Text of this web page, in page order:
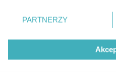
© 2026
Created
prywatności znajdujący się w
. Niektóre rodzaje
takiemu przetwarzaniu.
zastosowania tylko na tej
PARTNERZY